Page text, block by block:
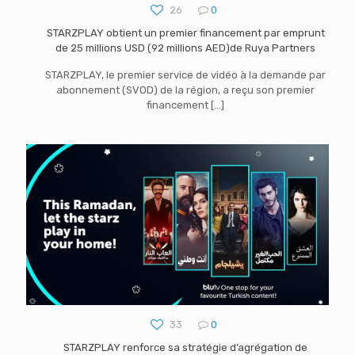
26
0
STARZPLAY obtient un premier financement par emprunt
de 25 millions USD (92 millions AED)de Ruya Partners
STARZPLAY, le premier service de vidéo à la demande par
abonnement (SVOD) de la région, a reçu son premier
financement […]
33
0
STARZPLAY renforce sa stratégie d’agrégation de